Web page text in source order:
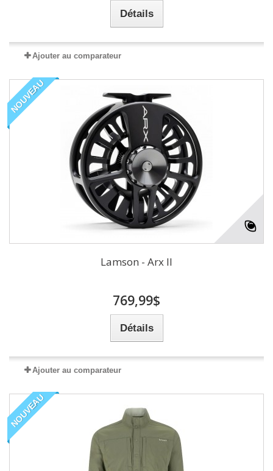
Détails
Ajouter au comparateur
NOUVEAU
Lamson - Arx II
769,99$
Détails
Ajouter au comparateur
NOUVEAU